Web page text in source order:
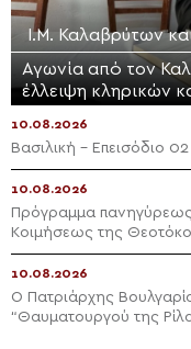
Ι.Μ. Καλαβρύτων
Αγωνία από τον
έλλειψη κληρικών
10.08.2026
Βασιλική – Επεισόδιο 02
10.08.2026
Πρόγραμμα πανηγύρεως
Κοιμήσεως της
10.08.2026
Ο Πατριάρχης
“Θαυματουργού της